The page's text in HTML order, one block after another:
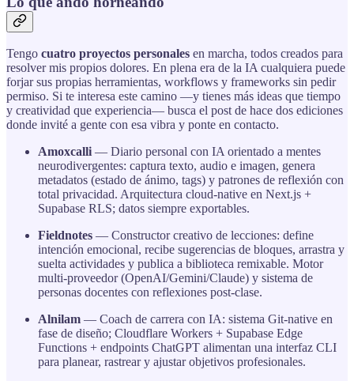
Tengo cuatro proyectos personales en marcha, todos creados para
resolver mis propios dolores. En plena era de la IA cualquiera puede
forjar sus propias herramientas, workflows y frameworks sin pedir
permiso. Si te interesa este camino —y tienes más ideas que tiempo
y creatividad que experiencia— busca el post de hace dos ediciones
donde invité a gente con esa vibra y ponte en contacto.
Amoxcalli — Diario personal con IA orientado a mentes
neurodivergentes: captura texto, audio e imagen, genera
metadatos (estado de ánimo, tags) y patrones de reflexión con
total privacidad. Arquitectura cloud-native en Next.js +
Supabase RLS; datos siempre exportables.
Fieldnotes — Constructor creativo de lecciones: define
intención emocional, recibe sugerencias de bloques, arrastra y
suelta actividades y publica a biblioteca remixable. Motor
multi-proveedor (OpenAI/Gemini/Claude) y sistema de
personas docentes con reflexiones post-clase.
Alnilam — Coach de carrera con IA: sistema Git‑native en
fase de diseño; Cloudflare Workers + Supabase Edge
Functions + endpoints ChatGPT alimentan una interfaz CLI
para planear, rastrear y ajustar objetivos profesionales.